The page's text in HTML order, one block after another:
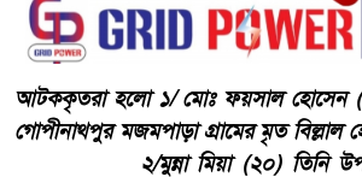
আটককৃতরা হলো ১/ মোঃ ফয়সাল হোসেন
গোপীনাথপুর মজমপাড়া গ্রামের মৃত
২/মুন্না মিয়া (২০) তিনি